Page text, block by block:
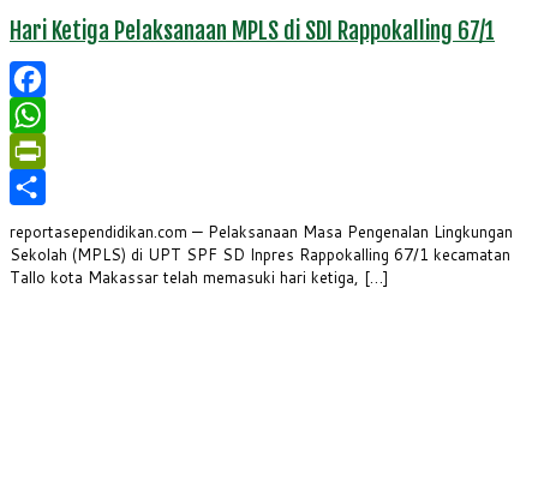
Hari Ketiga Pelaksanaan MPLS di SDI Rappokalling 67/1
Facebook
WhatsApp
PrintFriendly
Share
reportasependidikan.com — Pelaksanaan Masa Pengenalan Lingkungan
Sekolah (MPLS) di UPT SPF SD Inpres Rappokalling 67/1 kecamatan
Tallo kota Makassar telah memasuki hari ketiga, […]